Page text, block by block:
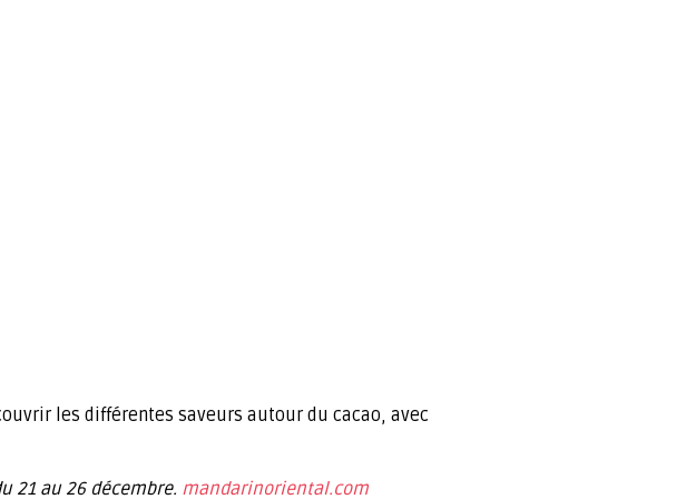
les différentes saveurs autour du cacao, avec
21 au 26 décembre. mandarinoriental.com